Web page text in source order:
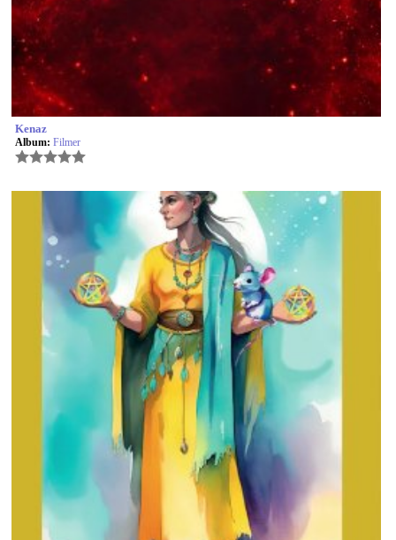
Kenaz
Album: Filmer